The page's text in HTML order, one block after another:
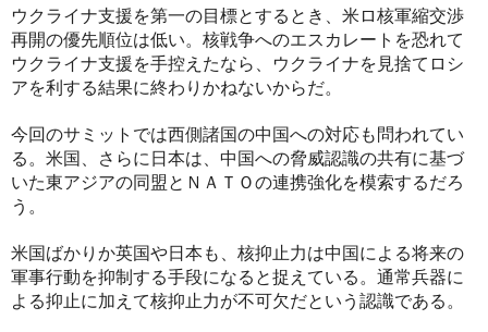
ウクライナ支援を第一の目標とするとき、米ロ核軍縮交渉
再開の優先順位は低い。核戦争へのエスカレートを恐れて
ウクライナ支援を手控えたなら、ウクライナを見捨てロシ
アを利する結果に終わりかねないからだ。
今回のサミットでは西側諸国の中国への対応も問われてい
る。米国、さらに日本は、中国への脅威認識の共有に基づ
いた東アジアの同盟とＮＡＴＯの連携強化を模索するだろ
う。
米国ばかりか英国や日本も、核抑止力は中国による将来の
軍事行動を抑制する手段になると捉えている。通常兵器に
よる抑止に加えて核抑止力が不可欠だという認識である。